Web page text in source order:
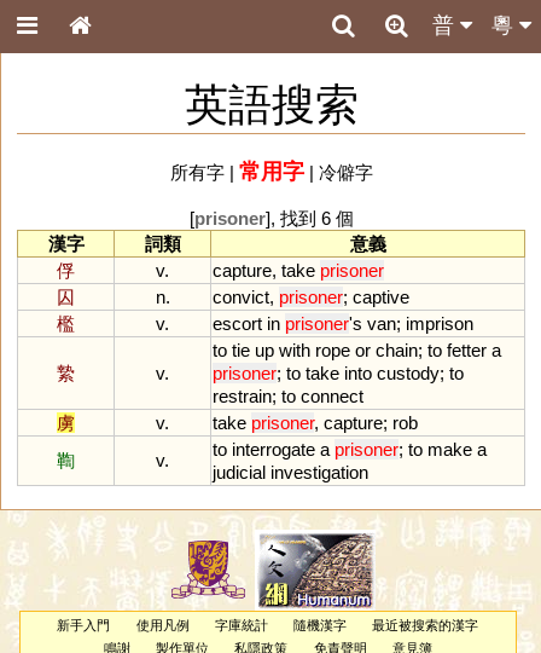
粵
普
英語搜索
所有字| 常用字| 冷僻字
[prisoner], 找到 6 個
漢字
詞類
意義
俘
v. capture, take prisoner
囚
n. convict, prisoner; captive
檻
v. escort in prisoner's van; imprison
縶 v.
to tie up with rope or chain; to fetter a
prisoner; to take into custody; to
restrain; to connect
虜
v. take prisoner, capture; rob
鞫
v.
to interrogate a prisoner; to make a
judicial investigation
新手入門 使用凡例 字庫統計 隨機漢字
最近被搜索的漢字
鳴謝
製作單位 私隱政策 免責聲明 意見簿